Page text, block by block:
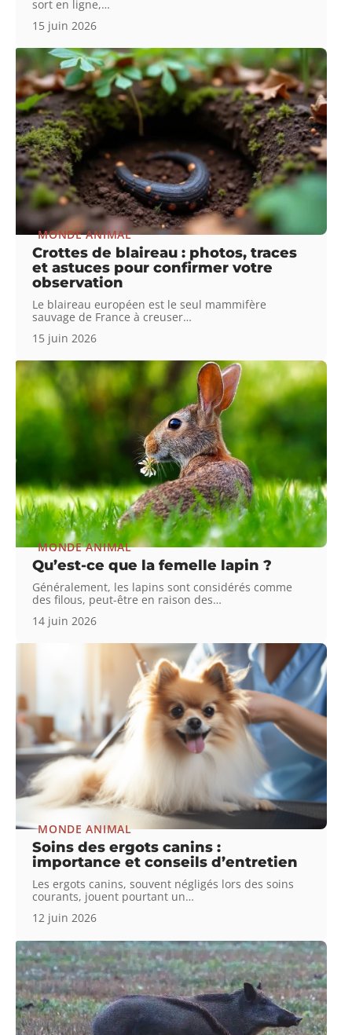
sort en ligne,…
15 juin 2026
MONDE ANIMAL
Crottes de blaireau : photos, traces
et astuces pour confirmer votre
observation
Le blaireau européen est le seul mammifère
sauvage de France à creuser…
15 juin 2026
MONDE ANIMAL
Qu’est-ce que la femelle lapin ?
Généralement, les lapins sont considérés comme
des filous, peut-être en raison des…
14 juin 2026
MONDE ANIMAL
Soins des ergots canins :
importance et conseils d’entretien
Les ergots canins, souvent négligés lors des soins
courants, jouent pourtant un…
12 juin 2026